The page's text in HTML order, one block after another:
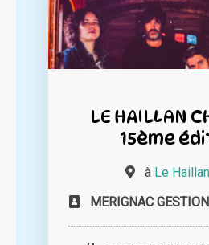
LE HAILLAN
15ème
à Le
MERIGNAC